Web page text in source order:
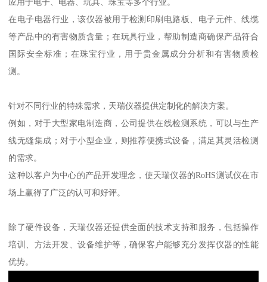
在电子电器行业，该仪器被用于检测印刷电路板、电子元件、线缆
等产品中的有害物质含量；在玩具行业，帮助制造商确保产品符合
国际安全标准；在珠宝行业，用于贵金属成分分析和有害物质检
测。
针对不同行业的特殊需求，天瑞仪器提供定制化的解决方案。
例如，对于大型家电制造商，公司提供在线检测系统，可以与生产
线无缝集成；对于小型企业，则推荐便携式设备，满足其灵活检测
的需求。
这种以客户为中心的产品开发理念，使天瑞仪器的RoHS测试仪在市
场上赢得了广泛的认可和好评。
除了硬件设备，天瑞仪器还提供全面的技术支持和服务，包括操作
培训、方法开发、设备维护等，确保客户能够充分发挥仪器的性能
优势。